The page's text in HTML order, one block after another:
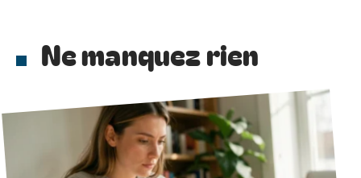
Ne manquez rien